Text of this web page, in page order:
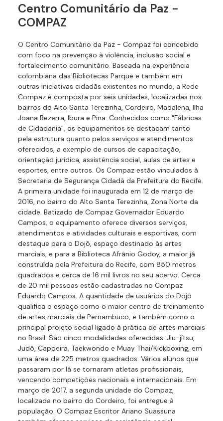
Centro Comunitário da Paz -
COMPAZ
O Centro Comunitário da Paz - Compaz foi concebido
com foco na prevenção à violência, inclusão social e
fortalecimento comunitário. Baseada na experiência
colombiana das Bibliotecas Parque e também em
outras iniciativas cidadãs existentes no mundo, a Rede
Compaz é composta por seis unidades, localizadas nos
bairros do Alto Santa Terezinha, Cordeiro, Madalena, Ilha
Joana Bezerra, Ibura e Pina. Conhecidos como "Fábricas
de Cidadania", os equipamentos se destacam tanto
pela estrutura quanto pelos serviços e atendimentos
oferecidos, a exemplo de cursos de capacitação,
orientação jurídica, assistência social, aulas de artes e
esportes, entre outros. Os Compaz estão vinculados à
Secretaria de Segurança Cidadã da Prefeitura do Recife.
A primeira unidade foi inaugurada em 12 de março de
2016, no bairro do Alto Santa Terezinha, Zona Norte da
cidade. Batizado de Compaz Governador Eduardo
Campos, o equipamento oferece diversos serviços,
atendimentos e atividades culturais e esportivas, com
destaque para o Dojô, espaço destinado às artes
marciais, e para a Biblioteca Afrânio Godoy, a maior já
construída pela Prefeitura do Recife, com 850 metros
quadrados e cerca de 16 mil livros no seu acervo. Cerca
de 20 mil pessoas estão cadastradas no Compaz
Eduardo Campos. A quantidade de usuários do Dojô
qualifica o espaço como o maior centro de treinamento
de artes marciais de Pernambuco, e também como o
principal projeto social ligado à prática de artes marciais
no Brasil. São cinco modalidades oferecidas: Jiu-jítsu,
Judô, Capoeira, Taekwondo e Muay Thai/Kickboxing, em
uma área de 225 metros quadrados. Vários alunos que
passaram por lá se tornaram atletas profissionais,
vencendo competições nacionais e internacionais. Em
março de 2017, a segunda unidade do Compaz,
localizada no bairro do Cordeiro, foi entregue à
população. O Compaz Escritor Ariano Suassuna